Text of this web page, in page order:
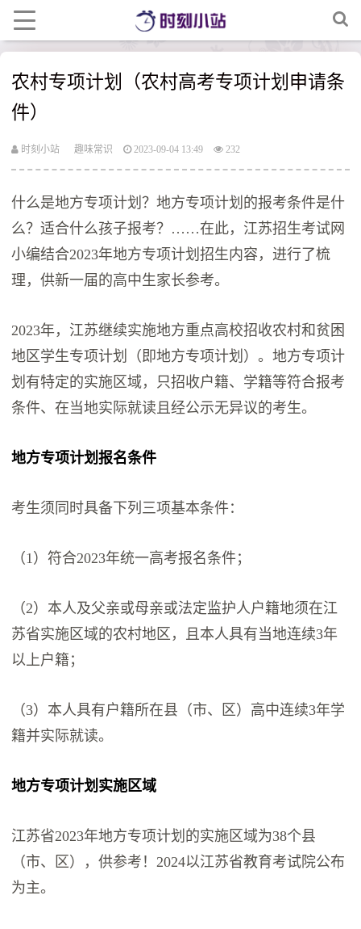
农村专项计划（农村高考专项计划申请条
件）
时刻小站 趣味常识 2023-09-04 13:49 232
什么是地方专项计划？地方专项计划的报考条件是什
么？适合什么孩子报考？……在此，江苏招生考试网
小编结合2023年地方专项计划招生内容，进行了梳
理，供新一届的高中生家长参考。
2023年，江苏继续实施地方重点高校招收农村和贫困
地区学生专项计划（即地方专项计划）。地方专项计
划有特定的实施区域，只招收户籍、学籍等符合报考
条件、在当地实际就读且经公示无异议的考生。
地方专项计划报名条件
考生须同时具备下列三项基本条件：
（1）符合2023年统一高考报名条件；
（2）本人及父亲或母亲或法定监护人户籍地须在江
苏省实施区域的农村地区，且本人具有当地连续3年
以上户籍；
（3）本人具有户籍所在县（市、区）高中连续3年学
籍并实际就读。
地方专项计划实施区域
江苏省2023年地方专项计划的实施区域为38个县
（市、区），供参考！2024以江苏省教育考试院公布
为主。